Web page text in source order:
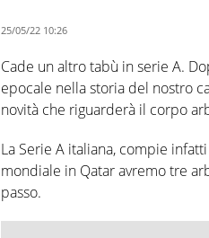
25/05/22 10:26
Cade un altro tabù in serie A.
epocale nella storia del nostro
novità che riguarderà il corpo
La Serie A italiana, compie
mondiale in Qatar avremo tre
passo.